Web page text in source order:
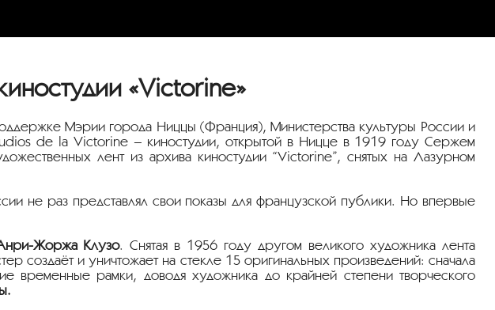
«Victorine»
Мэрии города Ниццы (Франция), Министерства культуры России и
de la Victorine – киностудии, открытой в Ницце в 1919 году Сержем
лент из архива киностудии “Victorine”, снятых на Лазурном
не раз представлял свои показы для французской публики. Но впервые
Жоржа Клузо. Снятая в 1956 году другом великого художника лента
создаёт и уничтожает на стекле 15 оригинальных произведений: сначала
временные рамки, доводя художника до крайней степени творческого